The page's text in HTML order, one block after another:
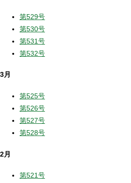
第529号
第530号
第531号
第532号
3月
第525号
第526号
第527号
第528号
2月
第521号